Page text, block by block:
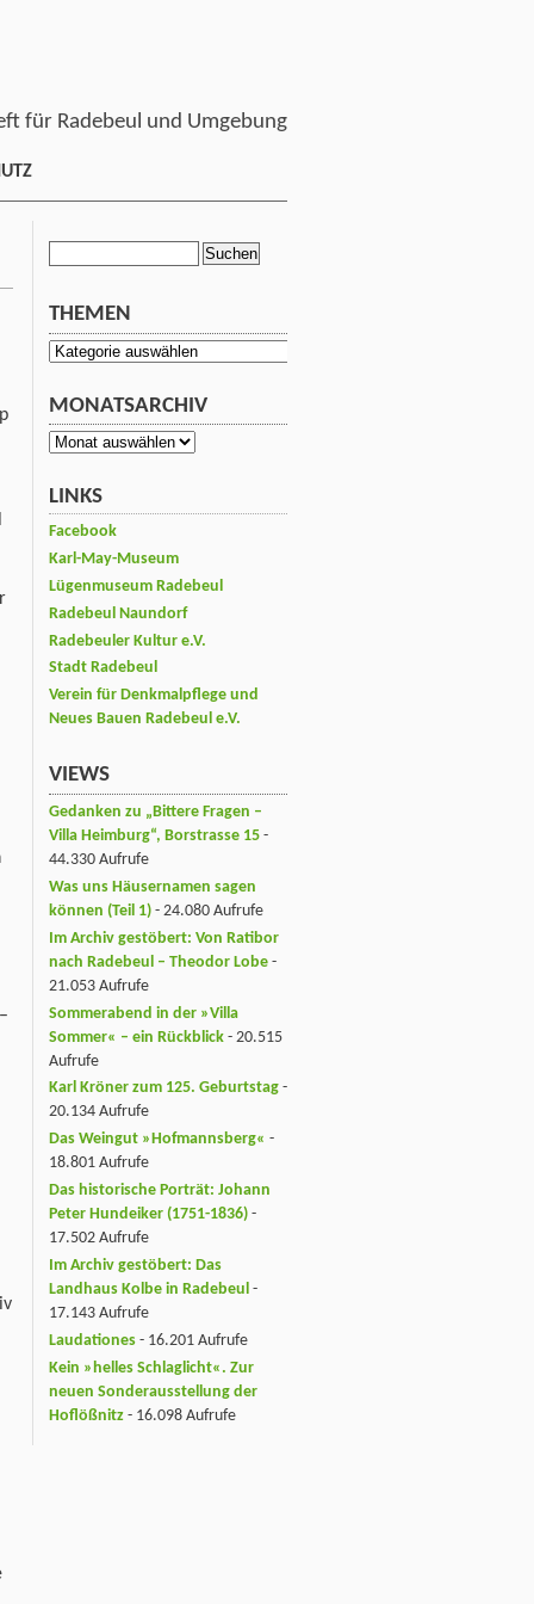
für Radebeul und Umgebung
THEMEN
Themen
MONATSARCHIV
Monatsarchiv
LINKS
Facebook
Karl-May-Museum
Lügenmuseum Radebeul
Radebeul Naundorf
Radebeuler Kultur e.V.
Stadt Radebeul
Verein für Denkmalpflege und
Neues Bauen Radebeul e.V.
VIEWS
Gedanken zu „Bittere Fragen –
Villa Heimburg“, Borstrasse 15 -
44.330 Aufrufe
Was uns Häusernamen sagen
können (Teil 1) - 24.080 Aufrufe
Im Archiv gestöbert: Von Ratibor
nach Radebeul – Theodor Lobe -
21.053 Aufrufe
Sommerabend in der »Villa
Sommer« – ein Rückblick - 20.515
Aufrufe
Karl Kröner zum 125. Geburtstag -
20.134 Aufrufe
Das Weingut »Hofmannsberg« -
18.801 Aufrufe
Das historische Porträt: Johann
Peter Hundeiker (1751-1836) -
17.502 Aufrufe
Im Archiv gestöbert: Das
Landhaus Kolbe in Radebeul -
17.143 Aufrufe
Laudationes - 16.201 Aufrufe
Kein »helles Schlaglicht«. Zur
neuen Sonderausstellung der
Hoflößnitz - 16.098 Aufrufe